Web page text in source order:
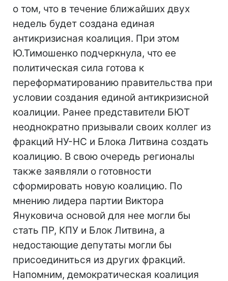
о том, что в течение ближайших двух
недель будет создана единая
антикризисная коалиция. При этом
Ю.Тимошенко подчеркнула, что ее
политическая сила готова к
переформатированию правительства при
условии создания единой антикризисной
коалиции. Ранее представители БЮТ
неоднократно призывали своих коллег из
фракций НУ-НС и Блока Литвина создать
коалицию. В свою очередь регионалы
также заявляли о готовности
сформировать новую коалицию. По
мнению лидера партии Виктора
Януковича основой для нее могли бы
стать ПР, КПУ и Блок Литвина, а
недостающие депутаты могли бы
присоединиться из других фракций.
Напомним, демократическая коалиция